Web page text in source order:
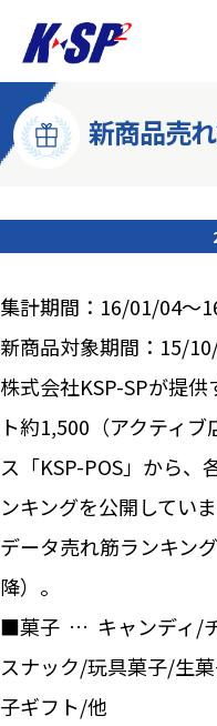
新商品売
集計期間：16/01/04～
新商品対象期間：15/
株式会社KSP-SPが提
ト約1,500（アクティ
ス「KSP-POS」から、
ンキングを公開してい
データ売れ筋ランキン
降）。
■菓子 … キャンディ/
スナック/玩具菓子/生
子ギフト/他